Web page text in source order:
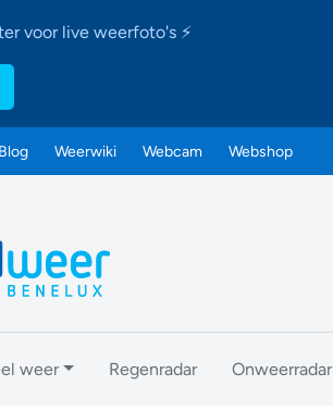
voor live weerfoto's ⚡
Blog Weerwiki Webcam Webshop
weer Regenradar Onweerradar